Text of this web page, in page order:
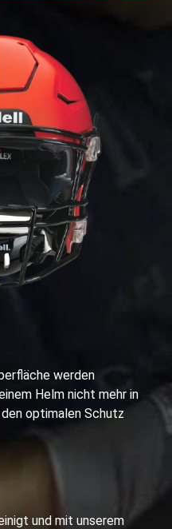
werden
Helm nicht mehr in
optimalen Schutz
und mit unserem